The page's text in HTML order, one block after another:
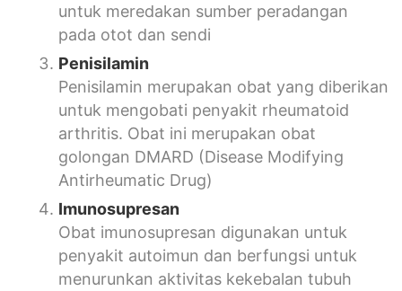
untuk meredakan sumber peradangan
pada otot dan sendi
Penisilamin
Penisilamin merupakan obat yang diberikan
untuk mengobati penyakit rheumatoid
arthritis. Obat ini merupakan obat
golongan DMARD (Disease Modifying
Antirheumatic Drug)
Imunosupresan
Obat imunosupresan digunakan untuk
penyakit autoimun dan berfungsi untuk
menurunkan aktivitas kekebalan tubuh